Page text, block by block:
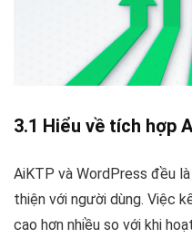
3.1 Hiểu về tích hợp
AiKTP và WordPress đều
thiện với người dùng. Việc
cao hơn nhiều so với khi